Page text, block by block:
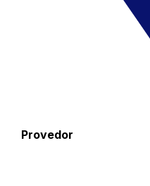
Provedor